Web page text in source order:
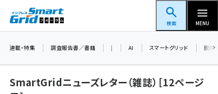
ン
スマートグリッドフォーラム
検索 MENU
連載・特集 調査報告書／書籍 | AI スマートグリッド 脱炭
SmartGridニューズレター（雑誌）［12ページ